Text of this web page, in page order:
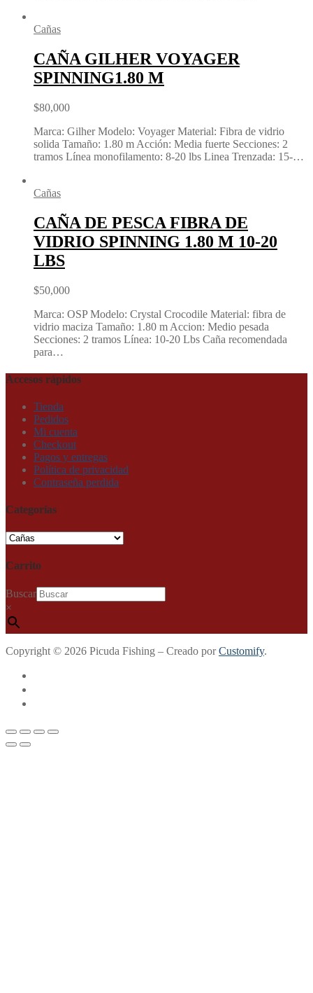
Cañas
CAÑA GILHER VOYAGER
SPINNING1.80 M
$80,000
Marca: Gilher Modelo: Voyager Material: Fibra de vidrio
solida Tamaño: 1.80 m Acción: Media fuerte Secciones: 2
tramos Línea monofilamento: 8-20 lbs Linea Trenzada: 15-…
Cañas
CAÑA DE PESCA FIBRA DE
VIDRIO SPINNING 1.80 M 10-20
LBS
$50,000
Marca: OSP Modelo: Crystal Crocodile Material: fibra de
vidrio maciza Tamaño: 1.80 m Accion: Medio pesada
Secciones: 2 tramos Línea: 10-20 Lbs Caña recomendada
para…
Accesos rápidos
Tienda
Pedidos
Mi cuenta
Checkout
Pagos y entregas
Política de privacidad
Contraseña perdida
Categorías
Carrito
Buscar
×
Copyright © 2026 Picuda Fishing – Creado porCustomify.